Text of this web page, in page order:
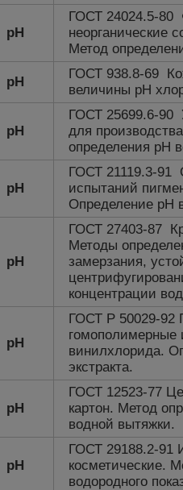
pH
ГОСТ 24024.5-
неорганические
Метод
рН
ГОСТ 938.8-69
величины рН
рН
ГОСТ 25699.6-90
для
определения рН
рН
ГОСТ 21119.3-91
испытаний
Определение рН
рН
ГОСТ 27403-87
Методы
замерзания,
концентрации
рН
ГОСТ Р 50029-
гомополимерные
винилхлорида.
экстракта.
рН
ГОСТ 12523-77
картон. Метод
водной вытяжки.
рН
ГОСТ 29188.2-91
косметические.
водородного